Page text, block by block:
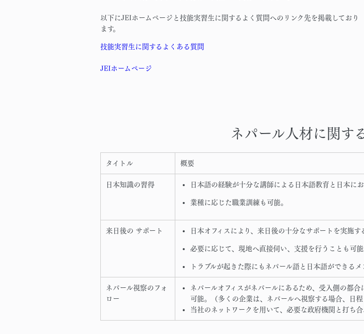
以下にJEIホームページと技能実習生に関するよく質問へのリンク先を掲載しており
ます。
技能実習生に関するよくある質問
JEIホームページ
ネパール人材に関す
タイトル 概要
日本知識の習得 日本語の経験が十分な講師による日本語教育と日本に
業種に応じた職業訓練も可能。
来日後の サポート 日本オフィスにより、来日後の十分なサポートを実施す
必要に応じて、現地へ直接伺い、支援を行うことも可
トラブルが起きた際にもネパール語と日本語ができるメ
ネパール視察のフォ
ロー
ネパールオフィスがネパールにあるため、受入側の都
可能。（多くの企業は、ネパールへ視察する場合、日
当社のネットワークを用いて、必要な政府機関と打ち合